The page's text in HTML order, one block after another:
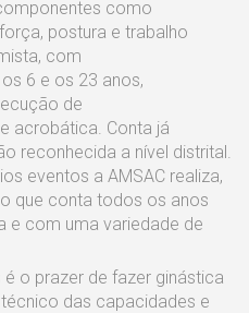
como
postura e trabalho
com
6 e os 23 anos,
de
acrobática. Conta já
reconhecida a nível distrital.
eventos a AMSAC realiza,
que conta todos os anos
e com uma variedade de
o prazer de fazer ginástica
das capacidades e